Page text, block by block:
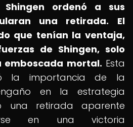
ordenó a sus
una retirada.
El
que tenían la ventaja,
de Shingen, solo
emboscada mortal. Esta
la importancia de la
en la estrategia
una retirada aparente
en una victoria